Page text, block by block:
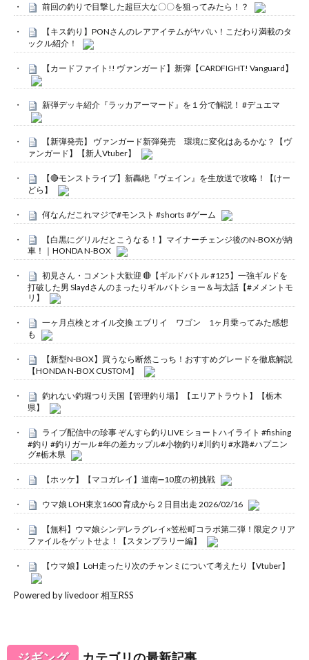
前回の釣りで目撃した超巨大な〇〇を狙ってみたら！？
【キス釣り】PONさんのレアアイテムがヤバい！こだわり満載のタ
ックル紹介！
【カードファイト!! ヴァンガード】新弾【CARDFIGHT! Vanguard】
新弾デッキ紹介『ラッカアーマード』を１分で解説！ #デュエマ
【新弾発売】 ヴァンガード新弾発売 環境に変化はあるかな？【ヴ
ァンガード】【新人Vtuber】
【🔴モンストライブ】新轟絶『ヴェイン』を生放送で攻略！【けー
どら】
何なんだこれマジで#モンスト #shorts #ゲーム
【白黒にグリルだとこうなる！】マイナーチェンジ後のN-BOXが納
車！｜HONDA N-BOX
初見さん・コメント大歓迎 🔴【ギルドバトル #125】一強ギルドを
打破した男 Slaydさんのまったりギルバトショー＆与太話【#メメントモ
リ】
一ヶ月点検とオイル交換 エブリイ ワゴン 1ヶ月乗ってみた感想
も
【新型N-BOX】買うなら断然こっち！おすすめグレードを徹底解説
【HONDA N-BOX CUSTOM】
釣れない釣堀つり天国【管理釣り場】【エリアトラウト】【栃木
県】
ライブ配信中の珍事 ぞんすら釣りLIVE ショートハイライト #fishing
#釣り #釣りガール #年の差カップル#小物釣り#川釣り#水路#ハプニン
グ#栃木県
【ホッケ】【マコガレイ】道南➖10度の初挑戦
ウマ娘 LOH東京1600 育成から２日目出走 2026/02/16
【無料】ウマ娘シンデレラグレイ×笠松町コラボ第二弾！限定クリア
ファイルをゲットせよ！【スタンプラリー編】
【ウマ娘】LoH走ったり次のチャンミについて考えたり【Vtuber】
Powered by livedoor 相互RSS